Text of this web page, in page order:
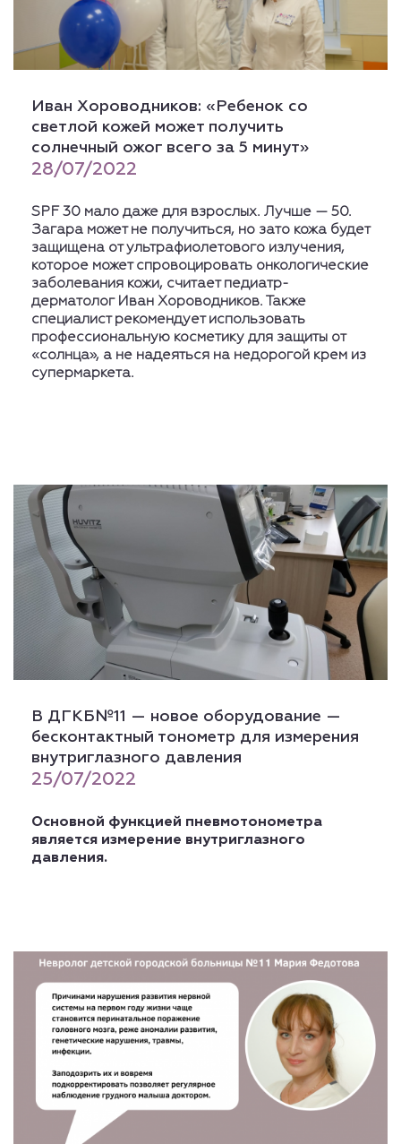
Иван Хороводников: «Ребенок со
светлой кожей может получить
солнечный ожог всего за 5 минут»
28/07/2022
SPF 30 мало даже для взрослых. Лучше — 50.
Загара может не получиться, но зато кожа будет
защищена от ультрафиолетового излучения,
которое может спровоцировать онкологические
заболевания кожи, считает педиатр-
дерматолог Иван Хороводников. Также
специалист рекомендует использовать
профессиональную косметику для защиты от
«солнца», а не надеяться на недорогой крем из
супермаркета.
В ДГКБ№11 — новое оборудование —
бесконтактный тонометр для измерения
внутриглазного давления
25/07/2022
Основной функцией пневмотонометра
является измерение внутриглазного
давления.